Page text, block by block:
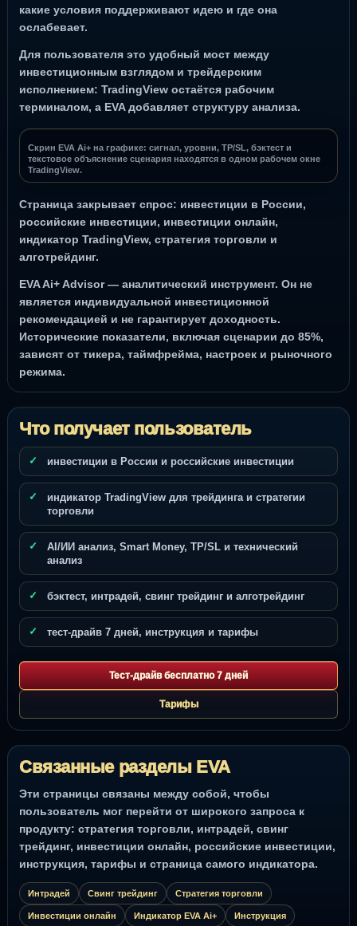
какие условия поддерживают идею и где она
ослабевает.
Для пользователя это удобный мост между
инвестиционным взглядом и трейдерским
исполнением: TradingView остаётся рабочим
терминалом, а EVA добавляет структуру анализа.
Скрин EVA Ai+ на графике: сигнал, уровни, TP/SL, бэктест и
текстовое объяснение сценария находятся в одном рабочем окне
TradingView.
Страница закрывает спрос: инвестиции в России,
российские инвестиции, инвестиции онлайн,
индикатор TradingView, стратегия торговли и
алготрейдинг.
EVA Ai+ Advisor — аналитический инструмент. Он не
является индивидуальной инвестиционной
рекомендацией и не гарантирует доходность.
Исторические показатели, включая сценарии до 85%,
зависят от тикера, таймфрейма, настроек и рыночного
режима.
Что получает пользователь
инвестиции в России и российские инвестиции
индикатор TradingView для трейдинга и стратегии
торговли
AI/ИИ анализ, Smart Money, TP/SL и технический
анализ
бэктест, интрадей, свинг трейдинг и алготрейдинг
тест-драйв 7 дней, инструкция и тарифы
Тест-драйв бесплатно 7 дней
Тарифы
Связанные разделы EVA
Эти страницы связаны между собой, чтобы
пользователь мог перейти от широкого запроса к
продукту: стратегия торговли, интрадей, свинг
трейдинг, инвестиции онлайн, российские инвестиции,
инструкция, тарифы и страница самого индикатора.
Интрадей Свинг трейдинг Стратегия торговли
Инвестиции онлайн Индикатор EVA Ai+ Инструкция